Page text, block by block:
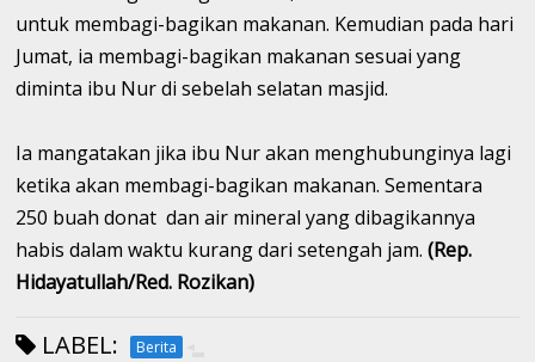
untuk membagi-bagikan makanan. Kemudian pada hari
Jumat, ia membagi-bagikan makanan sesuai yang
diminta ibu Nur di sebelah selatan masjid.
Ia mangatakan jika ibu Nur akan menghubunginya lagi
ketika akan membagi-bagikan makanan. Sementara
250 buah donat dan air mineral yang dibagikannya
habis dalam waktu kurang dari setengah jam.(Rep.
Hidayatullah/Red. Rozikan)
LABEL: Berita